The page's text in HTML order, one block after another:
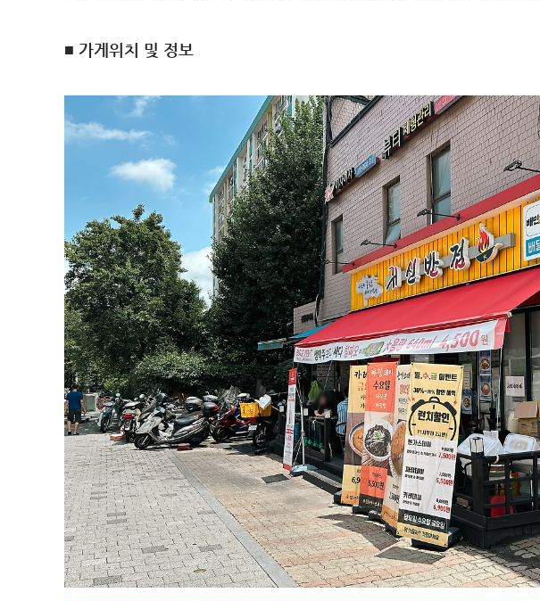
■ 가게위치 및 정보